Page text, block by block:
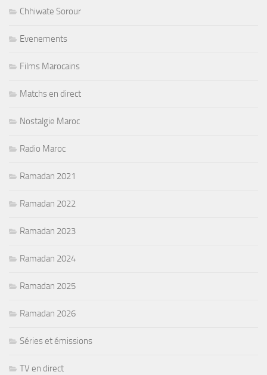
Chhiwate Sorour
Evenements
Films Marocains
Matchs en direct
Nostalgie Maroc
Radio Maroc
Ramadan 2021
Ramadan 2022
Ramadan 2023
Ramadan 2024
Ramadan 2025
Ramadan 2026
Séries et émissions
TV en direct